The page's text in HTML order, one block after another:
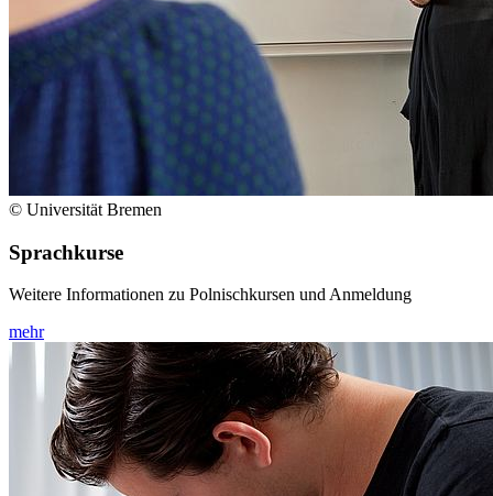
© Universität Bremen
Sprachkurse
Weitere Informationen zu Polnischkursen und Anmeldung
mehr